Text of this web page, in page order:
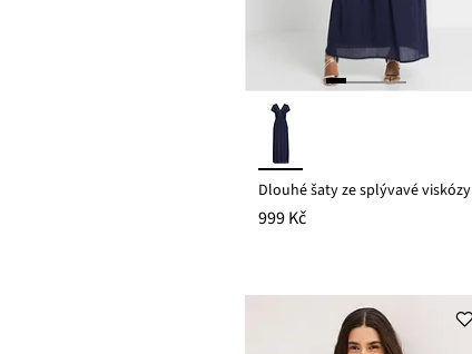
Dlouhé šaty ze splývavé viskózy
999 Kč